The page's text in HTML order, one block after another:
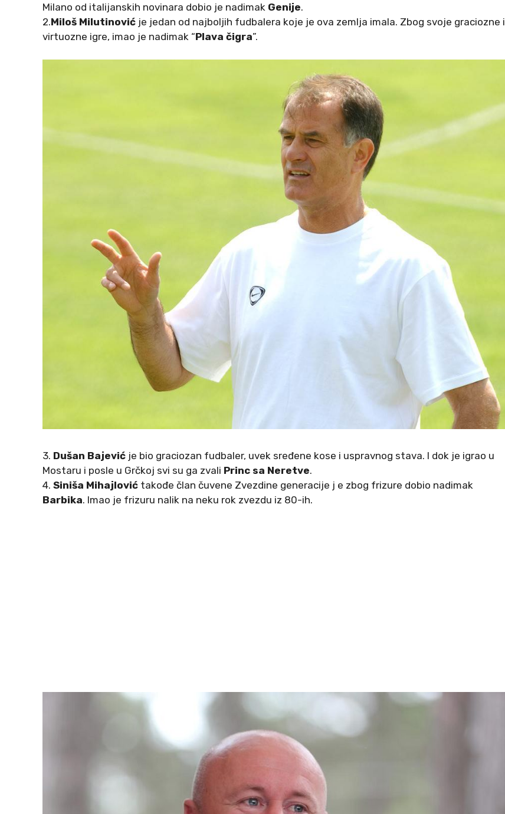
Milano od italijanskih novinara dobio je nadimak Genije.
2.Miloš Milutinović je jedan od najboljih fudbalera koje je ova zemlja imala. Zbog svoje graciozne i
virtuozne igre, imao je nadimak “Plava čigra”.
3. Dušan Bajević je bio graciozan fudbaler, uvek sređene kose i uspravnog stava. I dok je igrao u
Mostaru i posle u Grčkoj svi su ga zvali Princ sa Neretve.
4. Siniša Mihajlović takođe član čuvene Zvezdine generacije j e zbog frizure dobio nadimak
Barbika. Imao je frizuru nalik na neku rok zvezdu iz 80-ih.